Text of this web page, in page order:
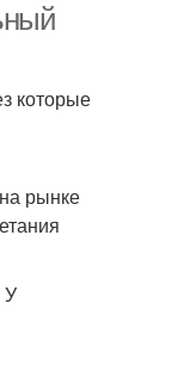
которые
рынке
У